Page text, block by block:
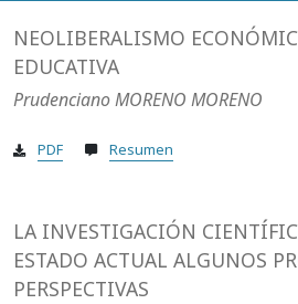
NEOLIBERALISMO
EDUCATIVA
Prudenciano MORENO MORENO
PDF Resumen
LA INVESTIGACIÓN
ESTADO ACTUAL ALGUNOS
PERSPECTIVAS